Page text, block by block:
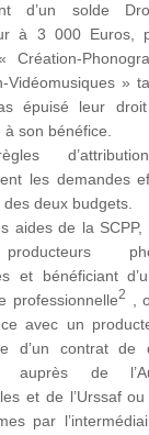
d’un solde
à 3 000 Euros,
Création-
Vidéomusiques »
épuisé leur
à son bénéfice.
les demandes
des deux budgets.
aides de la SCPP,
et bénéficiant
professionnelle2
,
avec un
d’un contrat de
auprès de
et de l’Urssaf
par